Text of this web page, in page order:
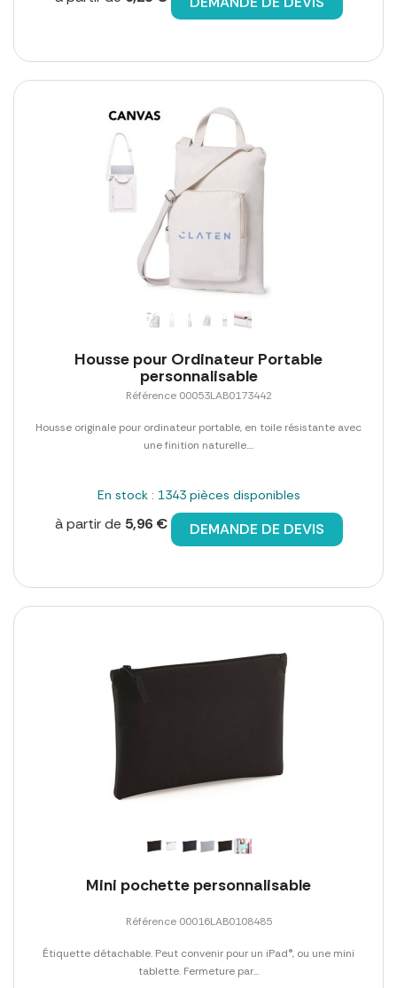
Housse pour Ordinateur Portable
personnalisable
Référence 00053LAB0173442
Housse originale pour ordinateur portable, en toile résistante avec
une finition naturelle....
En stock : 1343 pièces disponibles
à partir de 5,96 € DEMANDE DE DEVIS
Mini pochette personnalisable
Référence 00016LAB0108485
Étiquette détachable. Peut convenir pour un iPad®, ou une mini
tablette. Fermeture par...